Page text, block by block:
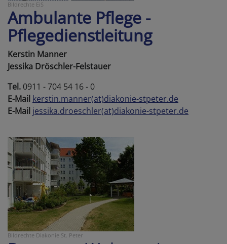
Bildrechte EiS
Ambulante Pflege -
Pflegedienstleitung
Kerstin Manner
Jessika Dröschler-Felstauer
Tel. 0911 - 704 54 16 - 0
E-Mail kerstin.manner(at)diakonie-stpeter.de
E-Mail jessika.droeschler(at)diakonie-stpeter.de
Bildrechte Diakonie St. Peter